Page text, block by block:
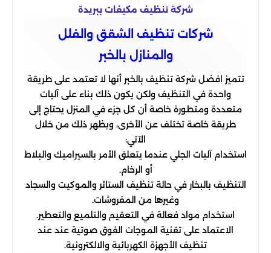
شركة تنظيف مكيفات ببريدة
شركات تنظيف الشقق والفلل
والمنازل بالخبر
تتميز افضل شركة تنظيف بالخبر أنها لا تعتمد على طريقة
واحدة في التنظيف ولكن يكون ذلك بناء على آليات
متعددة ومتطورة خاصة أن كل جزء في المنزل يحتاج إلى
طريقة خاصة تختلف عن الأخرى، ويظهر ذلك من خلال
الآتي:
استخدام آليات الجلي عندما يتعلق الأمر بالسيراميك والبلاط
أو الرخام.
التنظيف بالبخار في حالة تنظيف الستائر والموكيت والسجاد
وغيرها من المفروشات.
استخدام مواد فعالة في التعقيم والتلميع والتعطير.
الاعتماد على تقنية الموجات الفوق صوتية عند عند
تنظيف الأجهزة الكهربائية والالكترونية.